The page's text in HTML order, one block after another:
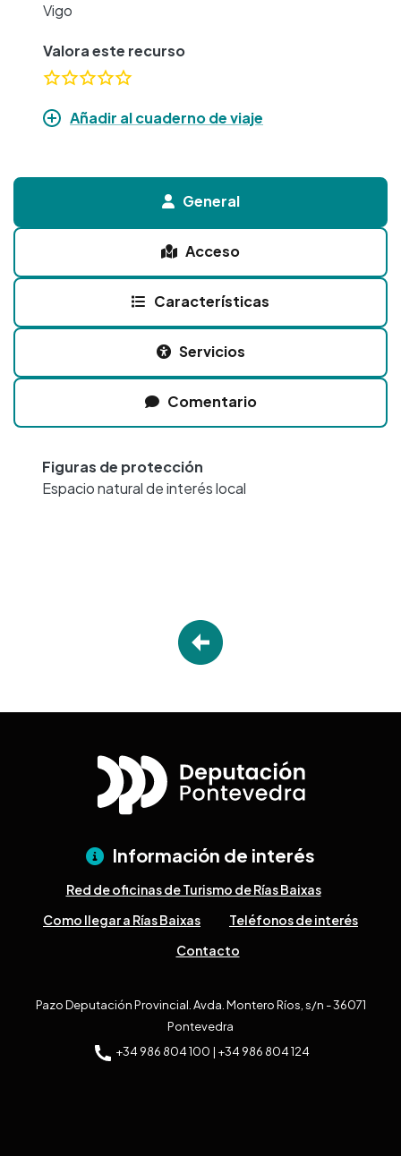
Vigo
Valora este recurso
Añadir al cuaderno de viaje
General
Acceso
Características
Servicios
Comentario
Figuras de protección
Espacio natural de interés local
Información de interés
Red de oficinas de Turismo de Rías Baixas
Como llegar a Rías Baixas
Teléfonos de interés
Contacto
Pazo Deputación Provincial. Avda. Montero Ríos, s/n - 36071
Pontevedra
+34 986 804 100 | +34 986 804 124